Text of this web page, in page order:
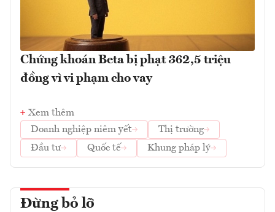
Chứng khoán Beta bị phạt 362,5 triệu
đồng vì vi phạm cho vay
Xem thêm
Doanh nghiệp niêm yết
Thị trường
Đầu tư
Quốc tế Khung pháp lý
Đừng bỏ lỡ